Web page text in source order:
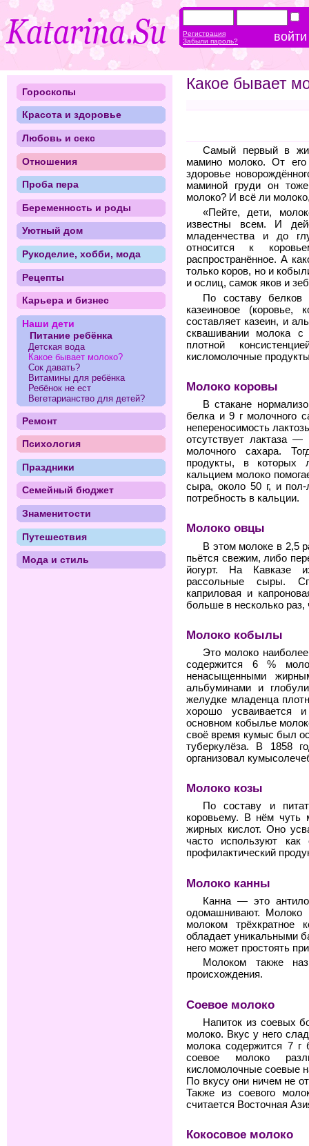
Какое бывает
Самый первый в
мамино молоко. От его
здоровье
маминой груди он
молоко? И всё ли
«Пейте, дети,
известны всем. И
младенчества и до
относится к
распространённое. А
только коров, но и
и ослиц, самок яков и
По составу
казеиновое
составляет казеин, и
сквашивании молока с
плотной
кисломолочные
Молоко коровы
В стакане
белка и 9 г молочного
непереносимость
отсутствует лактаза
молочного сахара.
продукты, в которых
кальцием молоко
сыра, около 50 г, и
потребность в кальции.
Молоко овцы
В этом молоке в 2,5
пьётся свежим, либо
йогурт. На Кавказе
рассольные сыры.
каприловая и
больше в несколько раз,
Молоко кобылы
Это молоко
содержится 6 %
ненасыщенными
альбуминами и
желудке младенца
хорошо усваивается
основном кобылье
своё время кумыс был
туберкулёза. В 1858
организовал
Молоко козы
По составу и
коровьему. В нём
жирных кислот. Оно
часто используют как
профилактический
Молоко канны
Канна — это
одомашнивают. Молоко
молоком
обладает уникальными
него может простоять
Молоком также
происхождения.
Соевое молоко
Напиток из соевых
молоко. Вкус у него
молока содержится 7 г
соевое молоко
кисломолочные соевые
По вкусу они ничем не
Также из соевого
считается Восточная
Кокосовое молоко
Гороскопы
Красота и здоровье
Любовь и секс
Отношения
Проба пера
Беременность и роды
Уютный дом
Рукоделие, хобби, мода
Рецепты
Карьера и бизнес
Наши дети
Питание ребёнка
Детская вода
Какое бывает молоко?
Сок давать?
Витамины для ребёнка
Ребёнок не ест
Вегетарианство для детей?
Ремонт
Психология
Праздники
Семейный бюджет
Знаменитости
Путешествия
Мода и стиль
Регистрация
Забыли пароль?